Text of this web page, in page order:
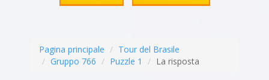
Pagina principale
Tour del Brasile
Gruppo 766
Puzzle 1 La risposta